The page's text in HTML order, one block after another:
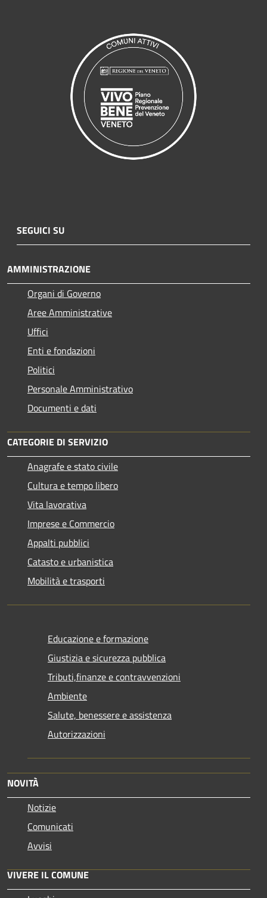
SEGUICI SU
AMMINISTRAZIONE
Organi di Governo
Aree Amministrative
Uffici
Enti e fondazioni
Politici
Personale Amministrativo
Documenti e dati
CATEGORIE DI SERVIZIO
Anagrafe e stato civile
Cultura e tempo libero
Vita lavorativa
Imprese e Commercio
Appalti pubblici
Catasto e urbanistica
Mobilità e trasporti
Educazione e formazione
Giustizia e sicurezza pubblica
Tributi,finanze e contravvenzioni
Ambiente
Salute, benessere e assistenza
Autorizzazioni
NOVITÀ
Notizie
Comunicati
Avvisi
VIVERE IL COMUNE